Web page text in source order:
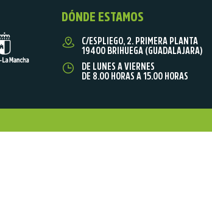
DÓNDE ESTAMOS
C/ESPLIEGO, 2. PRIMERA PLANTA
19400 BRIHUEGA (GUADALAJARA)
DE LUNES A VIERNES
DE 8.00 HORAS A 15.00 HORAS